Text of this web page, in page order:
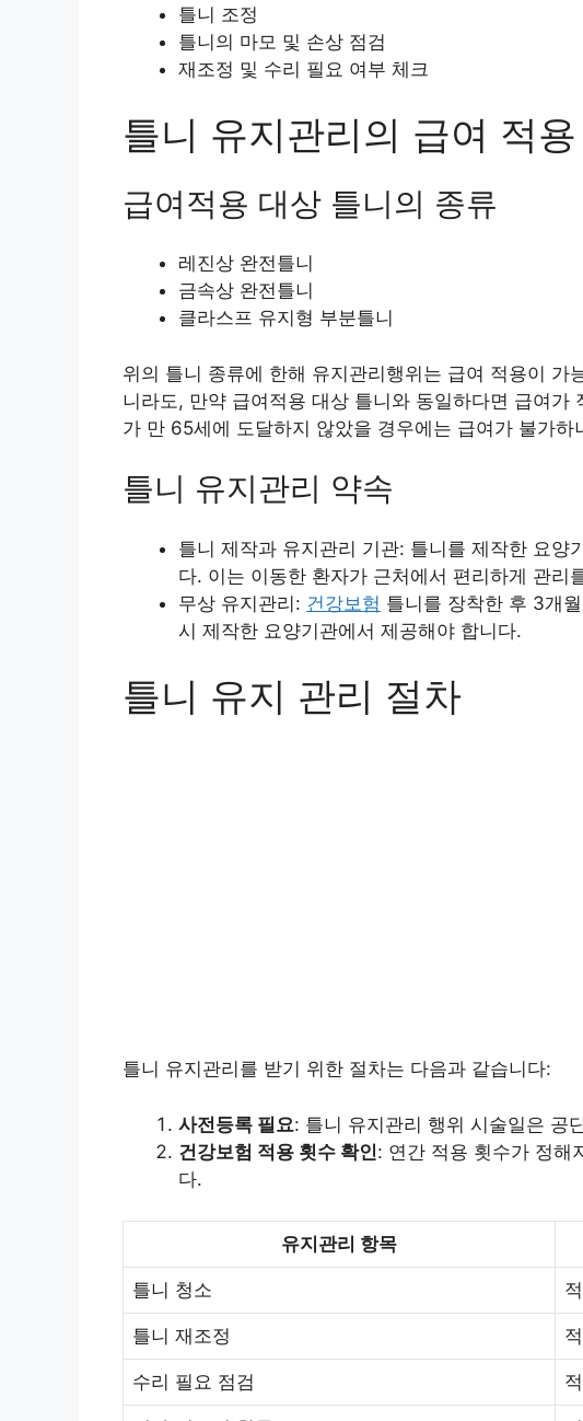
틀니 조정
틀니의 마모 및 손상 점검
재조정 및 수리 필요 여부 체크
틀니 유지관리의 급여 적용
급여적용 대상 틀니의 종류
레진상 완전틀니
금속상 완전틀니
클라스프 유지형 부분틀니
위의 틀니 종류에 한해 유지관리행위는 급여 적용이 가
니라도, 만약 급여적용 대상 틀니와 동일하다면 급여가
가 만 65세에 도달하지 않았을 경우에는 급여가 불가하
틀니 유지관리 약속
틀니 제작과 유지관리 기관: 틀니를 제작한 요양
다. 이는 이동한 환자가 근처에서 편리하게 관리
무상 유지관리: 건강보험 틀니를 장착한 후 3개
시 제작한 요양기관에서 제공해야 합니다.
틀니 유지 관리 절차
틀니 유지관리를 받기 위한 절차는 다음과 같습니다:
사전등록 필요: 틀니 유지관리 행위 시술일은 공
건강보험 적용 횟수 확인: 연간 적용 횟수가 정해
다.
유지관리 항목
틀니 청소
틀니 재조정
수리 필요 점검